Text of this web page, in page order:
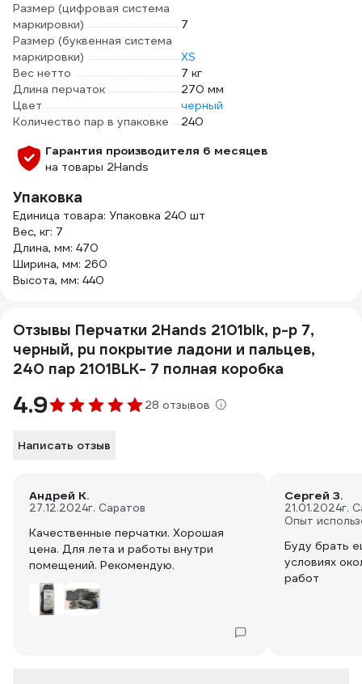
Размер (цифровая система
маркировки)
7
Размер (буквенная система
маркировки)
XS
Вес нетто
7 кг
Длина перчаток
270 мм
Цвет
черный
Количество пар в упаковке
240
Гарантия производителя 6 месяцев
на товары 2Hands
Упаковка
Единица товара: Упаковка 240 шт
Вес, кг: 7
Длина, мм: 470
Ширина, мм: 260
Высота, мм: 440
Отзывы Перчатки 2Hands 2101blk, р-р 7,
черный, pu покрытие ладони и пальцев,
240 пар 2101BLK- 7 полная коробка
4.9 28 отзывов
Написать отзыв
Андрей К.
27.12.2024г. Саратов
Качественные перчатки. Хорошая
цена. Для лета и работы внутри
помещений. Рекомендую.
Сергей З.
21.01.2024г.
Опыт
Буду брать
условиях
работ